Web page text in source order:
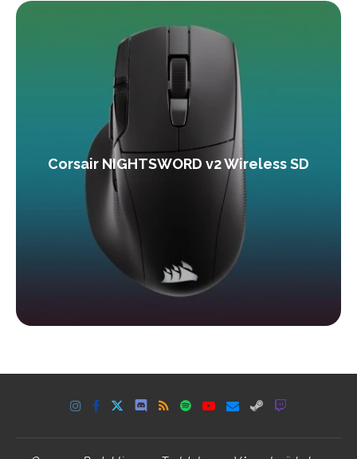
Corsair NIGHTSWORD v2 Wireless SD